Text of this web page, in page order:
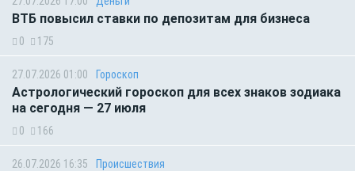
ВТБ повысил ставки по депозитам для бизнеса
0 175
27.07.2026 01:00 Гороскоп
Астрологический гороскоп для всех знаков зодиака
на сегодня — 27 июля
0 166
26.07.2026 16:35 Происшествия